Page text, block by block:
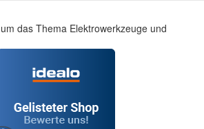
das Thema Elektrowerkzeuge und